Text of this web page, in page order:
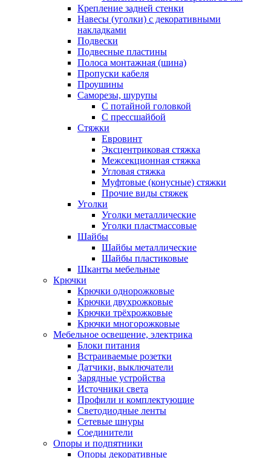
Крепление задней стенки
Навесы (уголки) с декоративными
накладками
Подвески
Подвесные пластины
Полоса монтажная (шина)
Пропуски кабеля
Проушины
Саморезы, шурупы
С потайной головкой
С прессшайбой
Стяжки
Евровинт
Эксцентриковая стяжка
Межсекционная стяжка
Угловая стяжка
Муфтовые (конусные) стяжки
Прочие виды стяжек
Уголки
Уголки металлические
Уголки пластмассовые
Шайбы
Шайбы металлические
Шайбы пластиковые
Шканты мебельные
Крючки
Крючки однорожковые
Крючки двухрожковые
Крючки трёхрожковые
Крючки многорожковые
Мебельное освещение, электрика
Блоки питания
Встраиваемые розетки
Датчики, выключатели
Зарядные устройства
Источники света
Профили и комплектующие
Светодиодные ленты
Сетевые шнуры
Соединители
Опоры и подпятники
Опоры декоративные